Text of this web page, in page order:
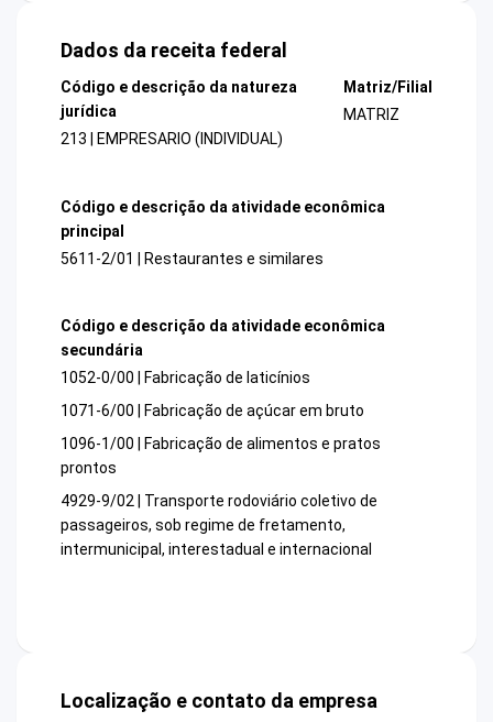
Dados da receita federal
Código e descrição da natureza
jurídica
213 | EMPRESARIO (INDIVIDUAL)
Matriz/Filial
MATRIZ
Código e descrição da atividade econômica
principal
5611-2/01 | Restaurantes e similares
Código e descrição da atividade econômica
secundária
1052-0/00 | Fabricação de laticínios
1071-6/00 | Fabricação de açúcar em bruto
1096-1/00 | Fabricação de alimentos e pratos
prontos
4929-9/02 | Transporte rodoviário coletivo de
passageiros, sob regime de fretamento,
intermunicipal, interestadual e internacional
Localização e contato da empresa